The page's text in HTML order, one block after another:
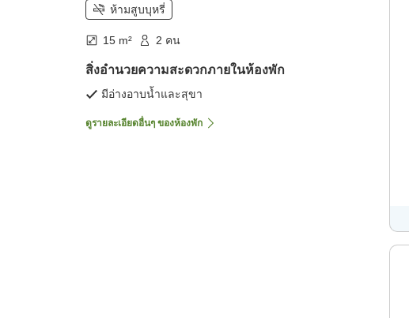
ห้ามสูบบุหรี่
15 m² 2 คน
สิ่งอำนวยความสะดวกภายในห้องพัก
มีอ่างอาบน้ำและสุขา
ดูรายละเอียดอื่นๆ ของห้องพัก